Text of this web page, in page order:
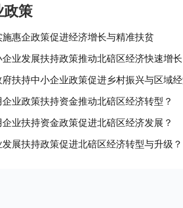
政策
惠企政策促进经济增长与精准扶贫
业发展扶持政策推动北碚区经济快速增长
扶持中小企业政策促进乡村振兴与区域
业政策扶持资金推动北碚区经济转型？
业扶持资金政策促进北碚区经济发展？
发展扶持政策促进北碚区经济转型与升级？